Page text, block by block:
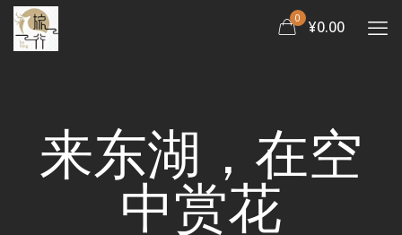
0 ¥0.00
来东湖，在空
中赏花